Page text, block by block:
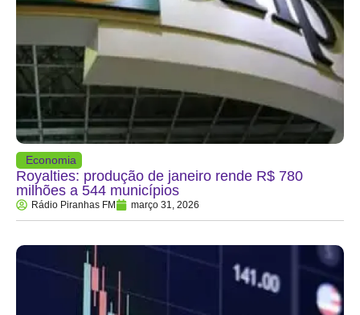
Economia
Royalties: produção de janeiro rende R$ 780
milhões a 544 municípios
Rádio Piranhas FM março 31, 2026